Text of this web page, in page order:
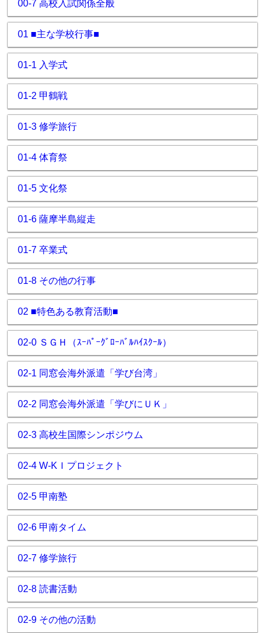
00-7 高校入試関係全般
01 ■主な学校行事■
01-1 入学式
01-2 甲鶴戦
01-3 修学旅行
01-4 体育祭
01-5 文化祭
01-6 薩摩半島縦走
01-7 卒業式
01-8 その他の行事
02 ■特色ある教育活動■
02-0 ＳＧＨ（ｽｰﾊﾟｰｸﾞﾛｰﾊﾞﾙﾊｲｽｸｰﾙ）
02-1 同窓会海外派遣「学び台湾」
02-2 同窓会海外派遣「学びにＵＫ」
02-3 高校生国際シンポジウム
02-4 W-KＩプロジェクト
02-5 甲南塾
02-6 甲南タイム
02-7 修学旅行
02-8 読書活動
02-9 その他の活動